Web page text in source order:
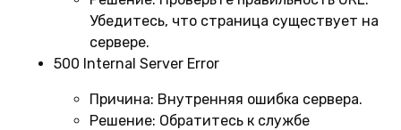
Убедитесь, что страница существует на
сервере.
500 Internal Server Error
Причина: Внутренняя ошибка сервера.
Решение: Обратитесь к службе